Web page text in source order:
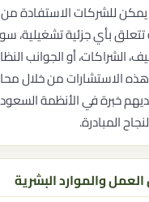
يمكن للشركات الاستفادة
تتعلق بأي جزئية تشغيلية،
الشراكات، أو الجوانب
هذه الاستشارات من خلال
خبرة في الأنظمة
المبادرة.
والموارد البشرية